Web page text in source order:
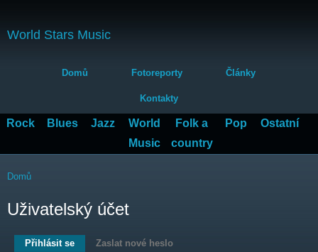
World Stars Music
Hlavní menu
Domů Fotoreporty Články
Kontakty
Rock Blues Jazz
World
Music
Folk a
country
Pop Ostatní
Jste zde
Domů
Uživatelský účet
Hlavní záložky
Přihlásit se (aktivní záložka)
Zaslat nové heslo